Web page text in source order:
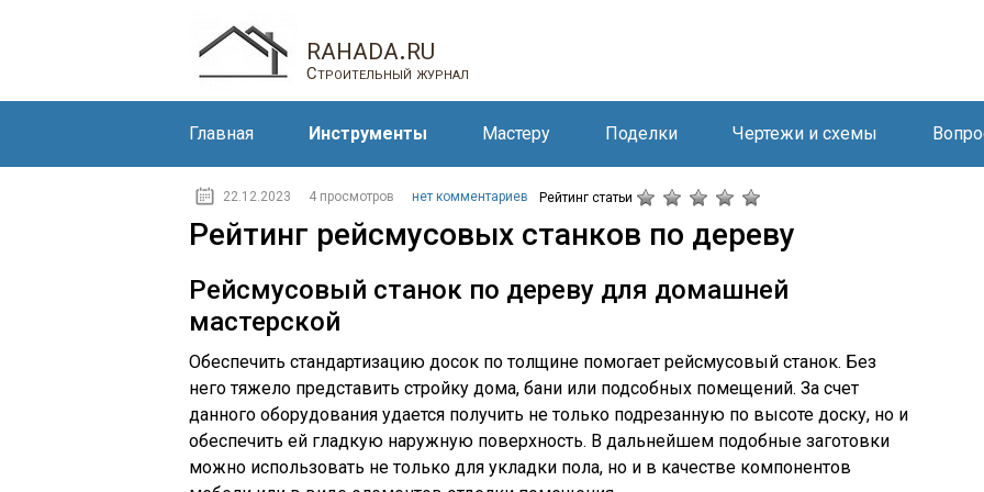
rahada.ru
Строительный журнал
Главная Инструменты Мастеру Поделки Чертежи и схемы
22.12.2023 4 просмотров нет комментариев Рейтинг статьи
Рейтинг рейсмусовых станков по дереву
Рейсмусовый станок по дереву для домашней
мастерской
Обеспечить стандартизацию досок по толщине помогает рейсмусовый станок. Без
него тяжело представить стройку дома, бани или подсобных помещений. За счет
данного оборудования удается получить не только подрезанную по высоте доску, но и
обеспечить ей гладкую наружную поверхность. В дальнейшем подобные заготовки
можно использовать не только для укладки пола, но и в качестве компонентов